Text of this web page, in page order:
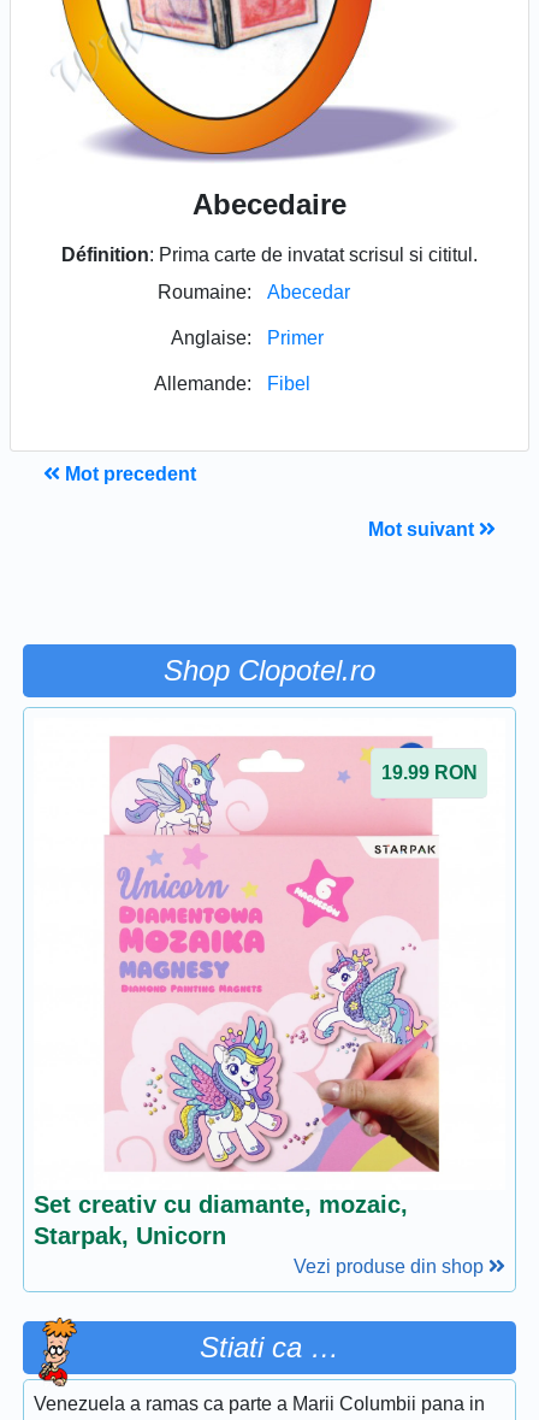
Abecedaire
Définition: Prima carte de invatat scrisul si cititul.
Roumaine:
Abecedar
Anglaise: Primer
Allemande: Fibel
Mot precedent
Mot suivant
Shop Clopotel.ro
19.99 RON
Set creativ cu diamante, mozaic,
Starpak, Unicorn
Vezi produse din shop
Stiati ca …
Venezuela a ramas ca parte a Marii Columbii pana in